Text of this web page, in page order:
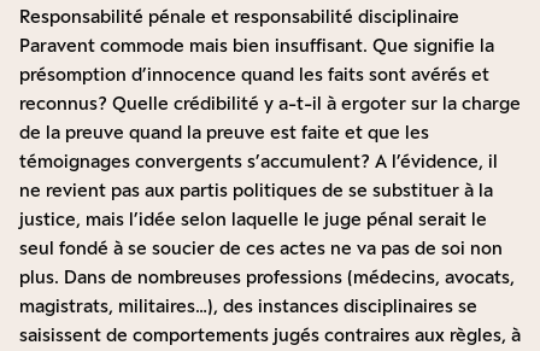
Responsabilité pénale et responsabilité disciplinaire
Paravent commode mais bien insuffisant. Que signifie la
présomption d’innocence quand les faits sont avérés et
reconnus ? Quelle crédibilité y a-t-il à ergoter sur la charge
de la preuve quand la preuve est faite et que les
témoignages convergents s’accumulent ? A l’évidence, il
ne revient pas aux partis politiques de se substituer à la
justice, mais l’idée selon laquelle le juge pénal serait le
seul fondé à se soucier de ces actes ne va pas de soi non
plus. Dans de nombreuses professions (médecins, avocats,
magistrats, militaires…), des instances disciplinaires se
saisissent de comportements jugés contraires aux règles, à